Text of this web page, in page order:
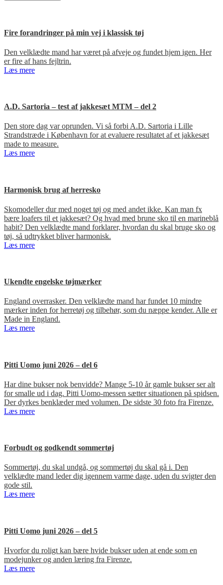
Fire forandringer på min vej i klassisk tøj
Den velklædte mand har været på afveje og fundet hjem igen. Her
er fire af hans fejltrin.
Læs mere
A.D. Sartoria – test af jakkesæt MTM – del 2
Den store dag var oprunden. Vi så forbi A.D. Sartoria i Lille
Strandstræde i København for at evaluere resultatet af et jakkesæt
made to measure.
Læs mere
Harmonisk brug af herresko
Skomodeller dur med noget tøj og med andet ikke. Kan man fx
bære loafers til et jakkesæt? Og hvad med brune sko til en marineblå
habit? Den velklædte mand forklarer, hvordan du skal bruge sko og
tøj, så udtrykket bliver harmonisk.
Læs mere
Ukendte engelske tøjmærker
England overrasker. Den velklædte mand har fundet 10 mindre
mærker inden for herretøj og tilbehør, som du næppe kender. Alle er
Made in England.
Læs mere
Pitti Uomo juni 2026 – del 6
Har dine bukser nok benvidde? Mange 5-10 år gamle bukser ser alt
for smalle ud i dag. Pitti Uomo-messen sætter situationen på spidsen.
Der dyrkes benklæder med volumen. De sidste 30 foto fra Firenze.
Læs mere
Forbudt og godkendt sommertøj
Sommertøj, du skal undgå, og sommertøj du skal gå i. Den
velklædte mand leder dig igennem varme dage, uden du svigter den
gode stil.
Læs mere
Pitti Uomo juni 2026 – del 5
Hvorfor du roligt kan bære hvide bukser uden at ende som en
modejunker og anden læring fra Firenze.
Læs mere